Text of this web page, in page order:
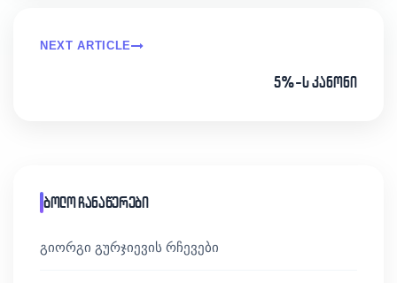
NEXT ARTICLE
5%-ს კანონი
ბოლო ჩანაწერები
გიორგი გურჯიევის რჩევები